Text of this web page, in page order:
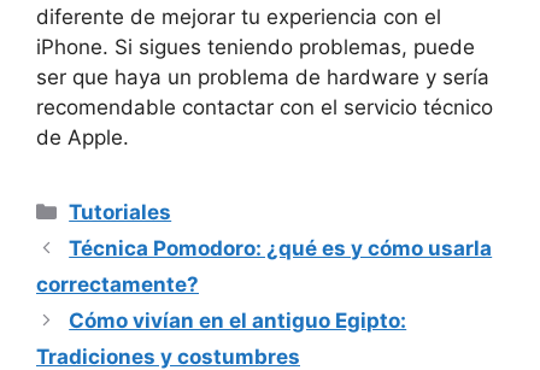
diferente de mejorar tu experiencia con el
iPhone. Si sigues teniendo problemas, puede
ser que haya un problema de hardware y sería
recomendable contactar con el servicio técnico
de Apple.
Categorías
Tutoriales
Técnica Pomodoro: ¿qué es y cómo usarla
correctamente?
Cómo vivían en el antiguo Egipto:
Tradiciones y costumbres